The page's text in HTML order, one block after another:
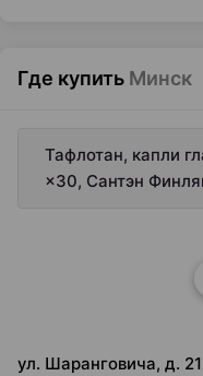
Где купить Минск
Тафлотан, капли
×30, Сантэн
ул. Шаранговича, д.